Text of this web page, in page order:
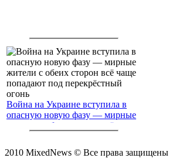
Война на Украине вступила в
опасную новую фазу — мирные
жители с обеих сторон всё чаще
2010 MixedNews © Все права защищены